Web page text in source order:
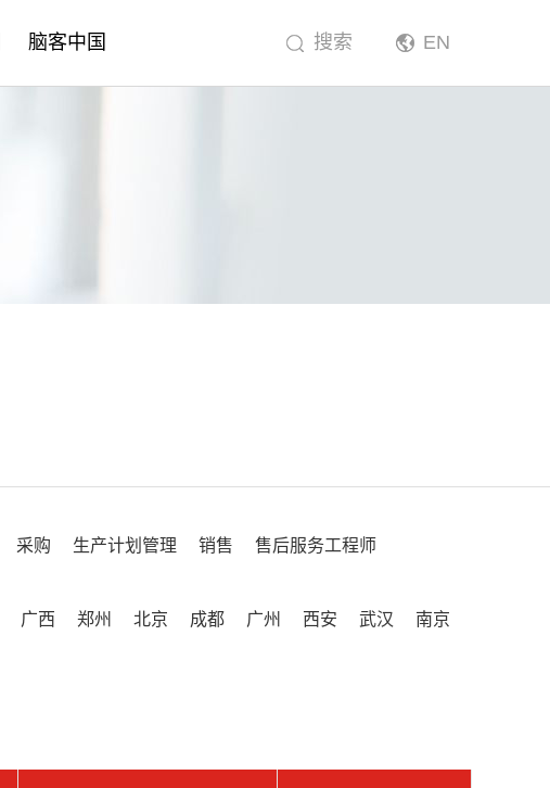
脑客中国 EN
搜索
采购 生产计划管理 销售
售后服务工程师
广西 郑州 北京 成都 广州 西安 武汉
南京